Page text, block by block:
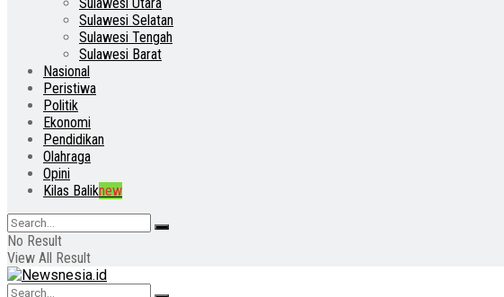
Sulawesi Selatan
Sulawesi Tengah
Sulawesi Barat
Nasional
Peristiwa
Politik
Ekonomi
Pendidikan
Olahraga
Opini
Kilas Baliknew
No Result
View All Result